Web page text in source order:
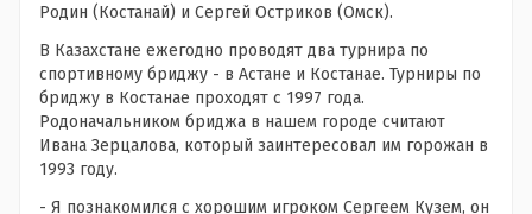
Родин (Костанай) и Сергей Остриков (Омск).
В Казахстане ежегодно проводят два турнира по
спортивному бриджу - в Астане и Костанае. Турниры по
бриджу в Костанае проходят с 1997 года.
Родоначальником бриджа в нашем городе считают
Ивана Зерцалова, который заинтересовал им горожан в
1993 году.
- Я познакомился с хорошим игроком Сергеем Кузем, он